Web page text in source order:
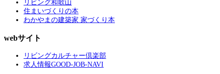
リビング和歌山
住まいづくりの本
わかやまの建築家 家づくり本
webサイト
リビングカルチャー倶楽部
求人情報GOOD-JOB-NAVI